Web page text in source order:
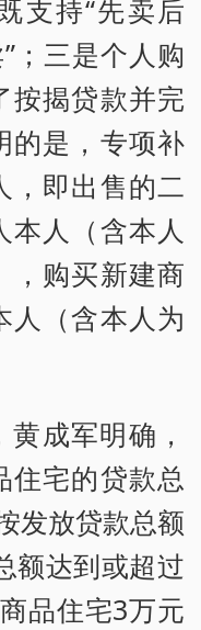
支持“先卖后
；三是个人购
按揭贷款并完
的是，专项补
，即出售的二
本人（含本人
，购买新建商
人（含本人为
成军明确，
住宅的贷款总
发放贷款总额
额达到或超过
品住宅3万元